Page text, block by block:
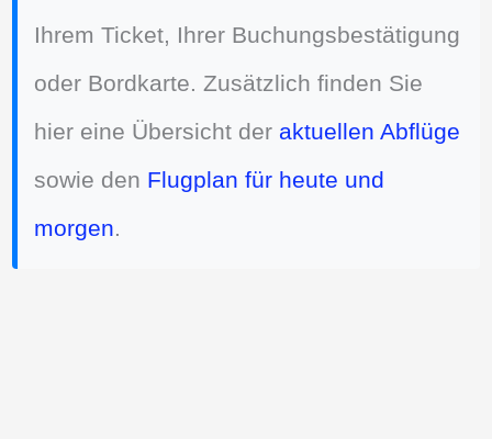
Ihrem Ticket, Ihrer Buchungsbestätigung
oder Bordkarte. Zusätzlich finden Sie
hier eine Übersicht der aktuellen Abflüge
sowie den Flugplan für heute und
morgen.